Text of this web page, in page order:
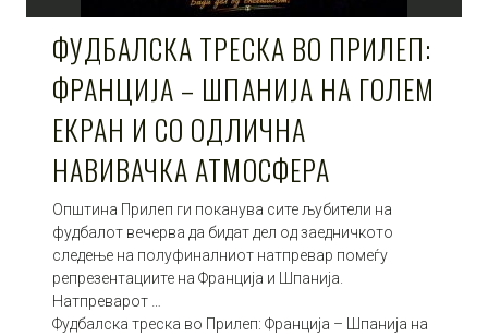
ФУДБАЛСКА ТРЕСКА ВО ПРИЛЕП:
ФРАНЦИЈА – ШПАНИЈА НА ГОЛЕМ
ЕКРАН И СО ОДЛИЧНА
НАВИВАЧКА АТМОСФЕРА
Општина Прилеп ги поканува сите љубители на
фудбалот вечерва да бидат дел од заедничкото
следење на полуфиналниот натпревар помеѓу
репрезентациите на Франција и Шпанија.
Натпреварот …
Фудбалска треска во Прилеп: Франција – Шпанија на